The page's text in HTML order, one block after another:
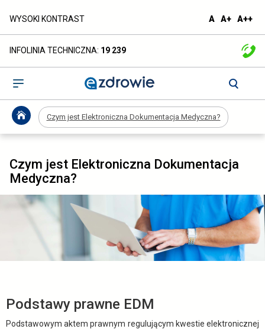
Czym
jest
Elektroniczna
Dokumentacja
Medyczna?
-
ezdrowie.gov.pl
WYSOKI KONTRAST A domyślna
A+większa
A++
INFOLINIA TECHNICZNA: 19 239
Otwórz
Czym jest Elektroniczna Dokumentacja Medyczna?
Czym jest Elektroniczna Dokumentacja
Medyczna?
Podstawy prawne EDM
Podstawowym aktem prawnym regulującym kwestie elektronicznej